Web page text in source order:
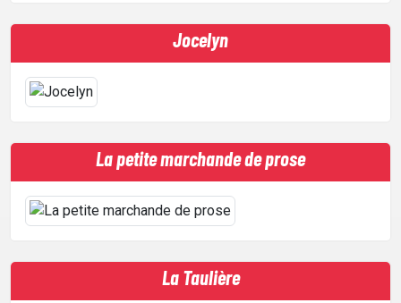
Jocelyn
La petite marchande de prose
La Taulière